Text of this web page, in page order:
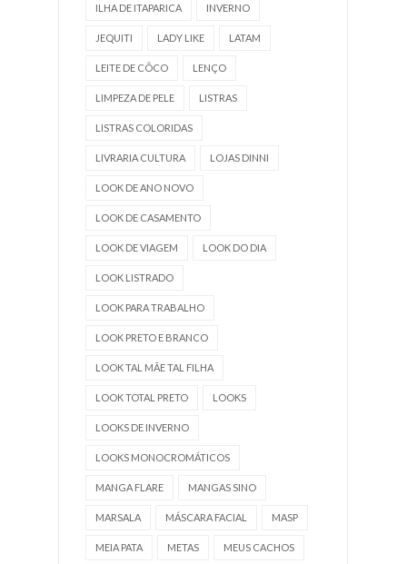
ILHA DE ITAPARICA INVERNO
JEQUITI LADY LIKE LATAM
LEITE DE CÔCO LENÇO
LIMPEZA DE PELE LISTRAS
LISTRAS COLORIDAS
LIVRARIA CULTURA LOJAS DINNI
LOOK DE ANO NOVO
LOOK DE CASAMENTO
LOOK DE VIAGEM LOOK DO DIA
LOOK LISTRADO
LOOK PARA TRABALHO
LOOK PRETO E BRANCO
LOOK TAL MÃE TAL FILHA
LOOK TOTAL PRETO LOOKS
LOOKS DE INVERNO
LOOKS MONOCROMÁTICOS
MANGA FLARE MANGAS SINO
MARSALA MÁSCARA FACIAL MASP
MEIA PATA METAS MEUS CACHOS